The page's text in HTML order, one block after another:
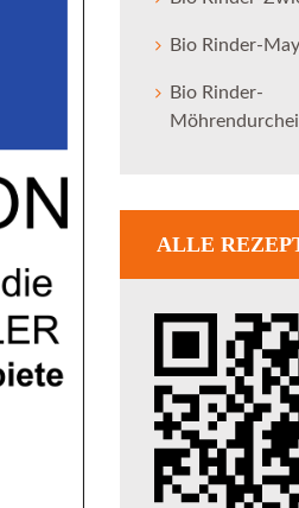
Bio Rinder-
Bio Rinder-
ALLE